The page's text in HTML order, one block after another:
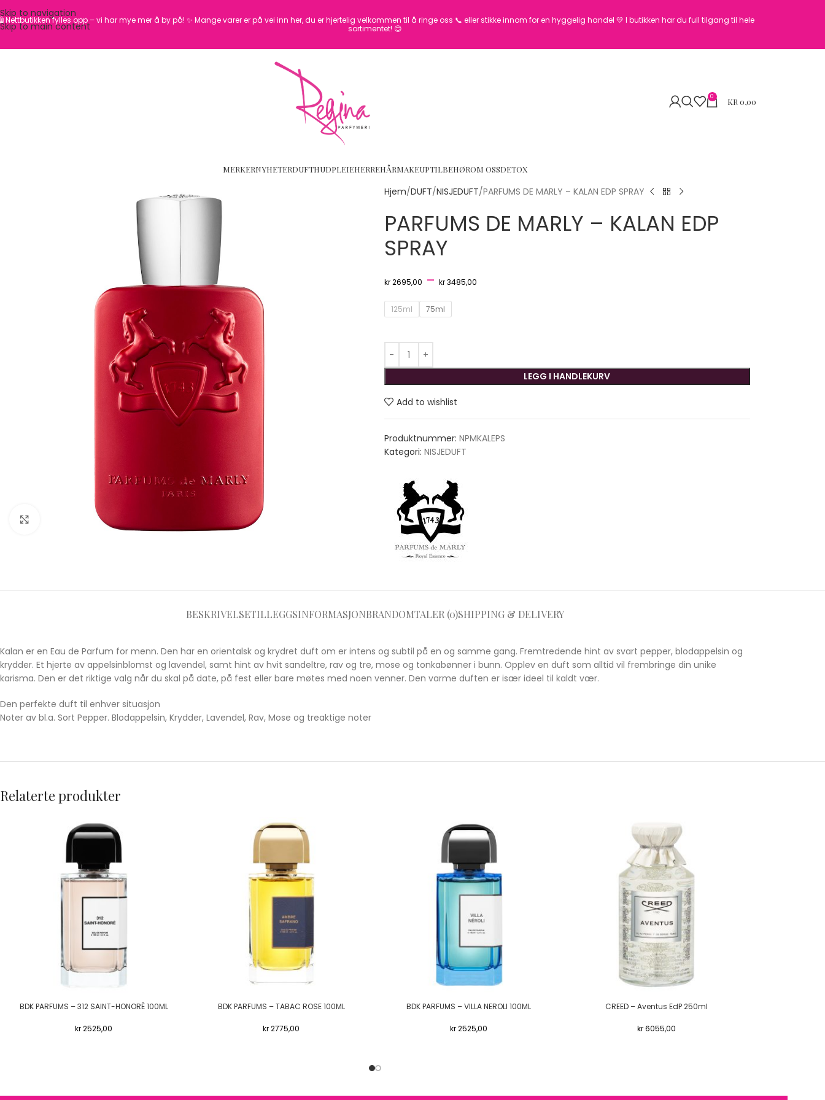
Skip to navigation
Skip to main content
Nettbutikken fylles opp – vi har mye mer å by på! ✨ Mange varer er på vei inn her, du er hjertelig velkommen til å ringe oss 📞 eller stikke innom for en hyggelig handel 💛 I butikken har du full tilgang til hele
sortimentet! 😊
0 KR 0,00
MERKERNYHETERDUFTHUDPLEIEHERREHÅRMAKEUPTILBEHØROM OSSDETOX
Click to enlarge
Hjem DUFT NISJEDUFT PARFUMS DE MARLY – KALAN EDP SPRAY
PARFUMS DE MARLY – KALAN EDP
SPRAY
kr2695,00 – kr3485,00
125ml 75ml
LEGG I HANDLEKURV
Add to wishlist
Produktnummer: NPMKALEPS
Kategori: NISJEDUFT
BESKRIVELSETILLEGGSINFORMASJONBRANDOMTALER (0)SHIPPING & DELIVERY
Kalan er en Eau de Parfum for menn. Den har en orientalsk og krydret duft om er intens og subtil på en og samme gang. Fremtredende hint av svart pepper, blodappelsin og
krydder. Et hjerte av appelsinblomst og lavendel, samt hint av hvit sandeltre, rav og tre, mose og tonkabønner i bunn. Opplev en duft som alltid vil frembringe din unike
karisma. Den er det riktige valg når du skal på date, på fest eller bare møtes med noen venner. Den varme duften er især ideel til kaldt vær.
Den perfekte duft til enhver situasjon
Noter av bl.a. Sort Pepper. Blodappelsin, Krydder, Lavendel, Rav, Mose og treaktige noter
Relaterte produkter
BDK PARFUMS – 312 SAINT-HONORÈ 100ML
kr2525,00
BDK PARFUMS – TABAC ROSE 100ML
kr2775,00
BDK PARFUMS – VILLA NEROLI 100ML
kr2525,00
CREED – Aventus EdP 250ml
kr6055,00